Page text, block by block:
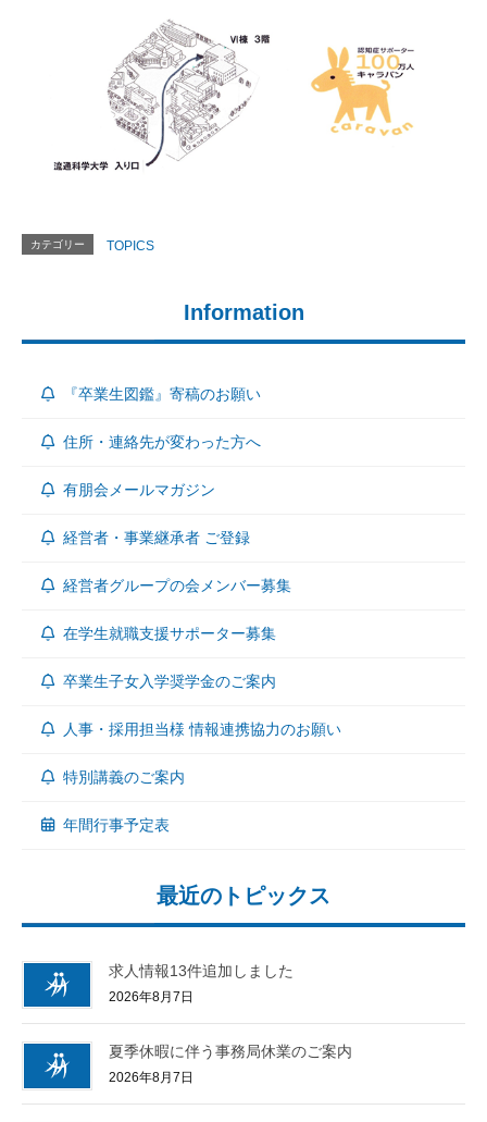
カテゴリー TOPICS
Information
『卒業生図鑑』寄稿のお願い
住所・連絡先が変わった方へ
有朋会メールマガジン
経営者・事業継承者 ご登録
経営者グループの会メンバー募集
在学生就職支援サポーター募集
卒業生子女入学奨学金のご案内
人事・採用担当様 情報連携協力のお願い
特別講義のご案内
年間行事予定表
最近のトピックス
求人情報13件追加しました
2026年8月7日
夏季休暇に伴う事務局休業のご案内
2026年8月7日